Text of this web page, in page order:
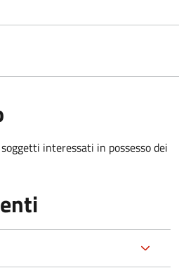
interessati in possesso dei